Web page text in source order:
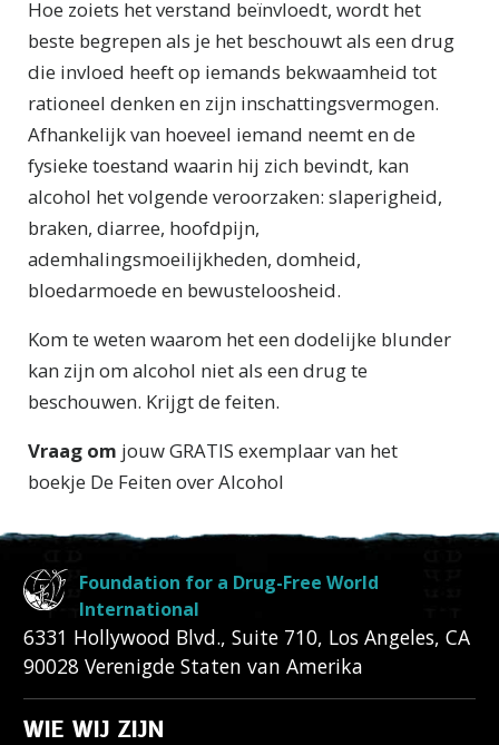
Hoe zoiets het verstand beïnvloedt, wordt het
beste begrepen als je het beschouwt als een drug
die invloed heeft op iemands bekwaamheid tot
rationeel denken en zijn inschattingsvermogen.
Afhankelijk van hoeveel iemand neemt en de
fysieke toestand waarin hij zich bevindt, kan
alcohol het volgende veroorzaken: slaperigheid,
braken, diarree, hoofdpijn,
ademhalingsmoeilijkheden, domheid,
bloedarmoede en bewusteloosheid.
Kom te weten waarom het een dodelijke blunder
kan zijn om alcohol niet als een drug te
beschouwen. Krijgt de feiten.
Vraag om jouw GRATIS exemplaar van het
boekje De Feiten over Alcohol
Foundation for a Drug-Free World
International
6331 Hollywood Blvd., Suite 710, Los Angeles, CA
90028 Verenigde Staten van Amerika
WIE WIJ ZIJN